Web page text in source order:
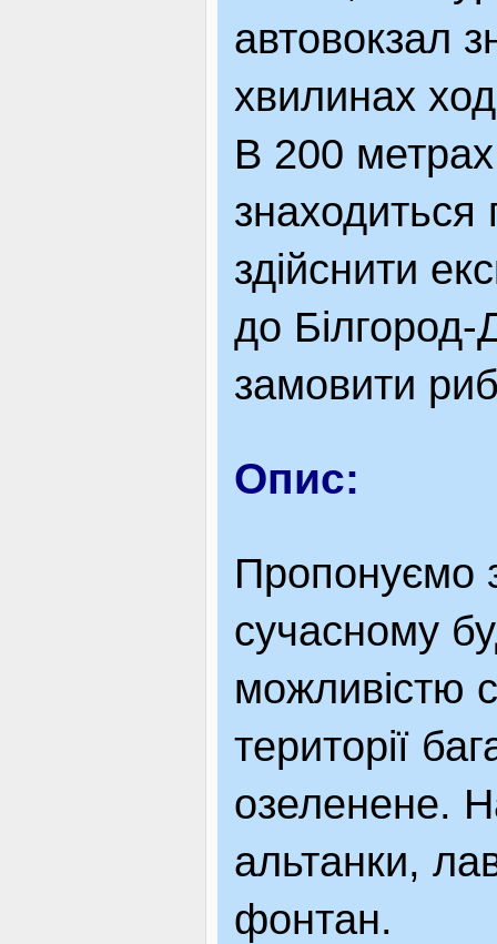
автовокзал
хвилинах
В 200
знаходиться
здійснити
до Білгород-
замовити
Опис:
Пропонуємо
сучасному
можливістю
території
озеленене.
альтанки,
фонтан.